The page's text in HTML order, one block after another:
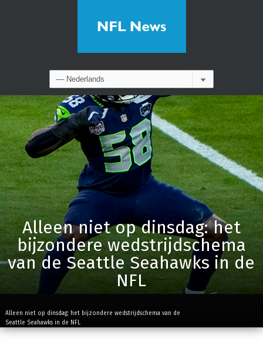
Alleen niet op dinsdag: het
bijzondere wedstrijdschema
van de Seattle Seahawks in de
NFL
Alleen niet op dinsdag: het bijzondere wedstrijdschema van de
Seattle Seahawks in de NFL